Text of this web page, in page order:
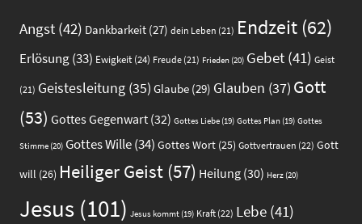
Angst (42) Dankbarkeit (27) dein Leben (21) Endzeit (62)
Erlösung(33) Ewigkeit (24) Freude (21) Frieden (20) Gebet (41) Geist
(21) Geistesleitung (35) Glaube (29) Glauben (37) Gott
(53) Gottes Gegenwart (32) Gottes Liebe (19) Gottes Plan (19) Gottes
Stimme (20) Gottes Wille(34) Gottes Wort (25) Gottvertrauen (22) Gott
will (26) Heiliger Geist (57) Heilung (30) Herz (20)
Jesus (101) Jesus kommt (19) Kraft (22) Lebe (41)